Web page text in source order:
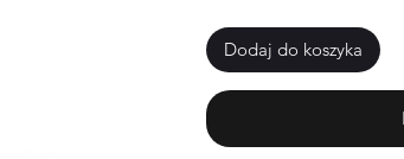
Dodaj do koszyka